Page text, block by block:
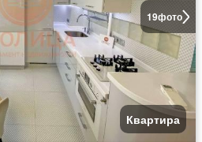
19фото
Квартира